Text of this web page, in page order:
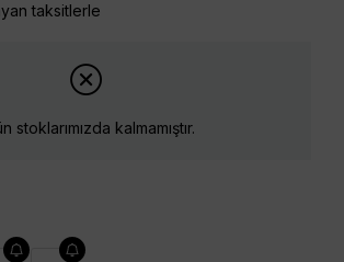
taksitlerle
stoklarımızda kalmamıştır.